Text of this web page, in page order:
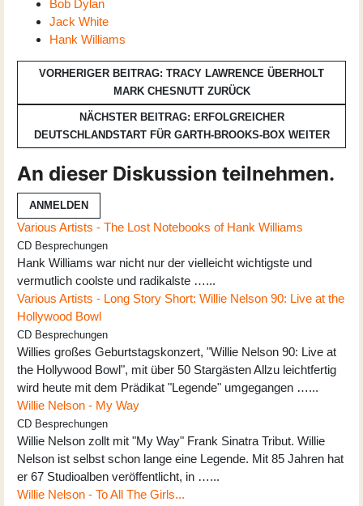
Bob Dylan
Jack White
Hank Williams
VORHERIGER BEITRAG: TRACY LAWRENCE ÜBERHOLT
MARK CHESNUTT ZURÜCK
NÄCHSTER BEITRAG: ERFOLGREICHER
DEUTSCHLANDSTART FÜR GARTH-BROOKS-BOX WEITER
An dieser Diskussion teilnehmen.
ANMELDEN
Various Artists - The Lost Notebooks of Hank Williams
CD Besprechungen
Hank Williams war nicht nur der vielleicht wichtigste und
vermutlich coolste und radikalste …...
Various Artists - Long Story Short: Willie Nelson 90: Live at the
Hollywood Bowl
CD Besprechungen
Willies großes Geburtstagskonzert, "Willie Nelson 90: Live at
the Hollywood Bowl", mit über 50 Stargästen Allzu leichtfertig
wird heute mit dem Prädikat "Legende" umgegangen …...
Willie Nelson - My Way
CD Besprechungen
Willie Nelson zollt mit "My Way" Frank Sinatra Tribut. Willie
Nelson ist selbst schon lange eine Legende. Mit 85 Jahren hat
er 67 Studioalben veröffentlicht, in …...
Willie Nelson - To All The Girls...